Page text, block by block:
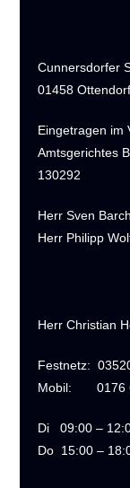
Cunnersdorfer
01458
Eingetragen im
Amtsgerichtes
130292
Herr Sven
Herr Philipp
Herr Christian
Festnetz:
Mobil:0176
Di09:00 –
Do 15:00 –